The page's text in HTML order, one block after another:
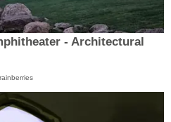
- Architectural